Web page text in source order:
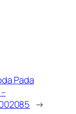
Pada
→